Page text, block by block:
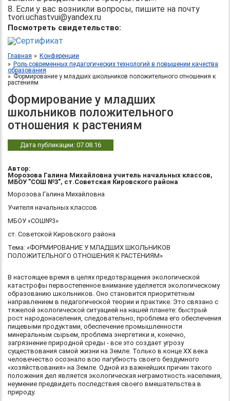
8. Если у вас возникли вопросы, пишите на почту
tvori.uchastvui@yandex.ru
Посмотреть свидетельство:
Главная
Конференции
Роль современных педагогических технологий в повышении качества
образования
Формирование у младших школьников положительного отношения к
растениям
Формирование у младших
школьников положительного
отношения к растениям
Дата публикации: 07.08.16
Автор:
Морозова Галина Михайловна учитель начальных классов,
МБОУ "СОШ №3", ст.Советская Кировского района
Морозова Галина Михайловна
Учителя начальных классов
МБОУ «СОШ№3»
ст. Советской Кировского района
Тема: «ФОРМИРОВАНИЕ У МЛАДШИХ ШКОЛЬНИКОВ
ПОЛОЖИТЕЛЬНОГО ОТНОШЕНИЯ К РАСТЕНИЯМ»
В настоящее время в целях предотвращения экологической
катастрофы первостепенное внимание уделяется экологическому
образованию школьников. Оно становится приоритетным
направлением в педагогической теории и практике. Это связано с
тяжелой экологической ситуацией на нашей планете: быстрый
рост народонаселения, следовательно, проблема его обеспечения
пищевыми продуктами, обеспечение промышленности
минеральным сырьем, проблема энергетики и, конечно,
загрязнение природной среды - все это создает угрозу
существования самой жизни на Земле. Только в конце XX века
человечество осознало всю пагубность своего бездумного
«хозяйствования» на Земле. Одной из важнейших причин такого
положения дел является экологическая неграмотность населения,
неумение предвидеть последствия своего вмешательства в
природу.